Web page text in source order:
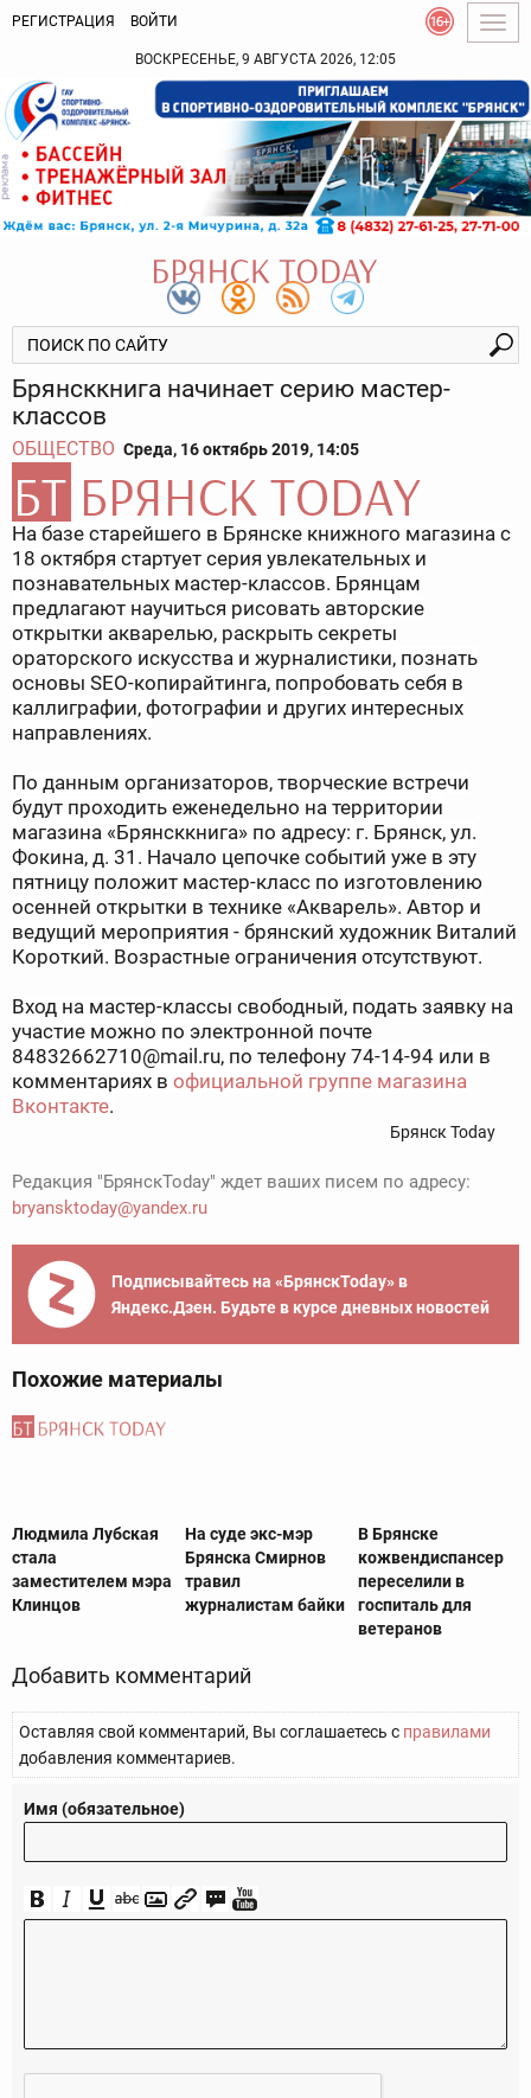
РЕГИСТРАЦИЯ ВОЙТИ
ВОСКРЕСЕНЬЕ, 9 АВГУСТА 2026, 12:05
Брянсккнига начинает серию мастер-
классов
ОБЩЕСТВО Среда, 16 октябрь 2019, 14:05
На базе старейшего в Брянске книжного магазина с
18 октября стартует серия увлекательных и
познавательных мастер-классов. Брянцам
предлагают научиться рисовать авторские
открытки акварелью, раскрыть секреты
ораторского искусства и журналистики, познать
основы SEO-копирайтинга, попробовать себя в
каллиграфии, фотографии и других интересных
направлениях.
По данным организаторов, творческие встречи
будут проходить еженедельно на территории
магазина «Брянсккнига» по адресу: г. Брянск, ул.
Фокина, д. 31. Начало цепочке событий уже в эту
пятницу положит мастер-класс по изготовлению
осенней открытки в технике «Акварель». Автор и
ведущий мероприятия - брянский художник Виталий
Короткий. Возрастные ограничения отсутствуют.
Вход на мастер-классы свободный, подать заявку на
участие можно по электронной почте
84832662710@mail.ru, по телефону 74-14-94 или в
комментариях в официальной группе магазина
Вконтакте.
Брянск Today
Редакция "БрянскToday" ждет ваших писем по адресу:
bryansktoday@yandex.ru
Подписывайтесь на «БрянскToday» в
Яндекс.Дзен. Будьте в курсе дневных новостей
Похожие материалы
Людмила Лубская
стала
заместителем мэра
Клинцов
На суде экс-мэр
Брянска Смирнов
травил
журналистам байки
В Брянске
кожвендиспансер
переселили в
госпиталь для
ветеранов
Добавить комментарий
Оставляя свой комментарий, Вы соглашаетесь с правилами
добавления комментариев.
Имя (обязательное)